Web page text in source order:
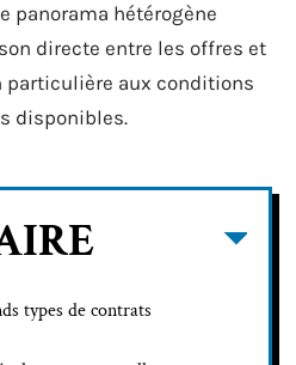
panorama hétérogène
directe entre les offres et
particulière aux conditions
disponibles.
types de contrats